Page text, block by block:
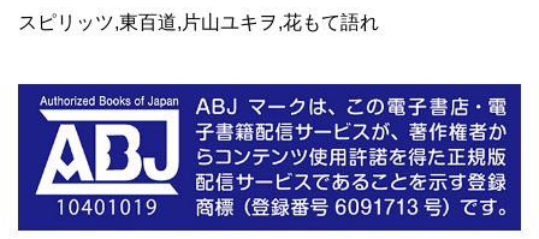
スピリッツ,東百道,片山ユキヲ,花もて語れ